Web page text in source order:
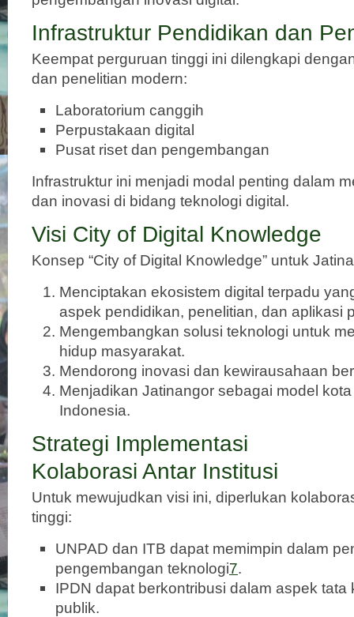
Infrastruktur Pendidikan dan
Keempat perguruan tinggi ini dilengkapi
dan penelitian modern:
Laboratorium canggih
Perpustakaan digital
Pusat riset dan pengembangan
Infrastruktur ini menjadi modal penting dalam
dan inovasi di bidang teknologi digital.
Visi City of Digital Knowledge
Konsep “City of Digital Knowledge” untuk
Menciptakan ekosistem digital terpadu
aspek pendidikan, penelitian, dan aplikasi
Mengembangkan solusi teknologi untuk
hidup masyarakat.
Mendorong inovasi dan kewirausahaan
Menjadikan Jatinangor sebagai model
Indonesia.
Strategi Implementasi
Kolaborasi Antar Institusi
Untuk mewujudkan visi ini, diperlukan
tinggi:
UNPAD dan ITB dapat memimpin dalam
pengembangan teknologi7.
IPDN dapat berkontribusi dalam aspek
publik.